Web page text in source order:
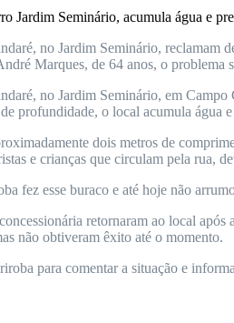
Jardim Seminário, acumula água e
no Jardim Seminário, reclamam
Marques, de 64 anos, o
no Jardim Seminário, em
profundidade, o local acumula água
dois metros de
e crianças que circulam pela rua,
fez esse buraco e até hoje não
retornaram ao local
não obtiveram êxito até o momento.
para comentar a situação e